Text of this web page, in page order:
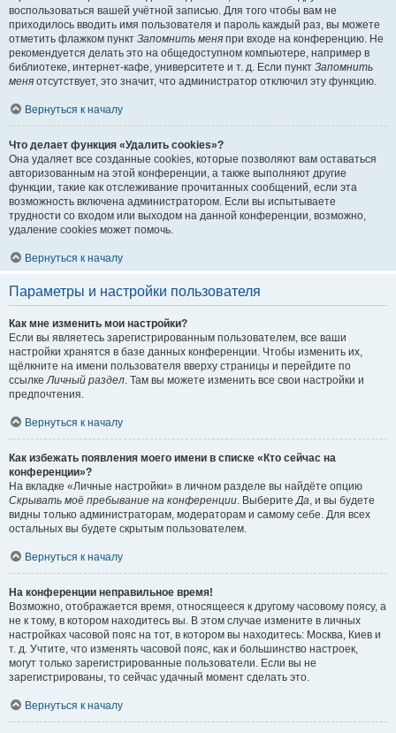
воспользоваться вашей учётной записью. Для того чтобы вам не
приходилось вводить имя пользователя и пароль каждый раз, вы можете
отметить флажком пункт Запомнить меня при входе на конференцию. Не
рекомендуется делать это на общедоступном компьютере, например в
библиотеке, интернет-кафе, университете и т. д. Если пункт Запомнить
меня отсутствует, это значит, что администратор отключил эту функцию.
Вернуться к началу
Что делает функция «Удалить cookies»?
Она удаляет все созданные cookies, которые позволяют вам оставаться
авторизованным на этой конференции, а также выполняют другие
функции, такие как отслеживание прочитанных сообщений, если эта
возможность включена администратором. Если вы испытываете
трудности со входом или выходом на данной конференции, возможно,
удаление cookies может помочь.
Вернуться к началу
Параметры и настройки пользователя
Как мне изменить мои настройки?
Если вы являетесь зарегистрированным пользователем, все ваши
настройки хранятся в базе данных конференции. Чтобы изменить их,
щёлкните на имени пользователя вверху страницы и перейдите по
ссылкеЛичный раздел. Там вы можете изменить все свои настройки и
предпочтения.
Вернуться к началу
Как избежать появления моего имени в списке «Кто сейчас на
конференции»?
На вкладке «Личные настройки» в личном разделе вы найдёте опцию
Скрывать моё пребывание на конференции. ВыберитеДа, и вы будете
видны только администраторам, модераторам и самому себе. Для всех
остальных вы будете скрытым пользователем.
Вернуться к началу
На конференции неправильное время!
Возможно, отображается время, относящееся к другому часовому поясу, а
не к тому, в котором находитесь вы. В этом случае измените в личных
настройках часовой пояс на тот, в котором вы находитесь: Москва, Киев и
т. д. Учтите, что изменять часовой пояс, как и большинство настроек,
могут только зарегистрированные пользователи. Если вы не
зарегистрированы, то сейчас удачный момент сделать это.
Вернуться к началу